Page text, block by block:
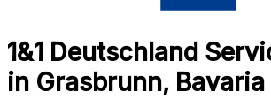
1&1 Deutschland
in Grasbrunn, Bavaria